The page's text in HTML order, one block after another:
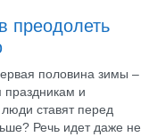
преодолеть
половина зимы –
праздникам и
ставят перед
Речь идет даже не